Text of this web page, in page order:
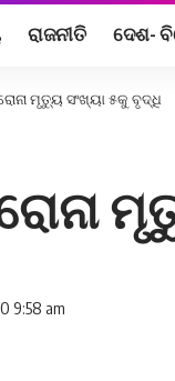
ରାଜନୀତି ଦେଶ-
ମୃତ୍ୟୁ ସଂଖ୍ୟା ୫କୁ ବୃଦ୍ଧି
9:58 am